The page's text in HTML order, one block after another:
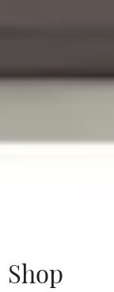
Shop